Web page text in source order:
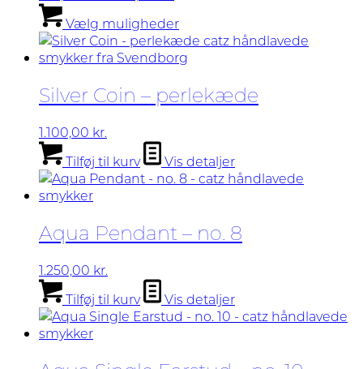
varesiden
til
650,00 kr.
Vælg mulighedervare
har
flere
Mulighederne
varesiden
Silver Coin – perlekæde
1.100,00 kr.
Tilføj til kurv
Vis detaljer
Aqua Pendant – no. 8
1.250,00 kr.
Tilføj til kurv
Vis detaljer